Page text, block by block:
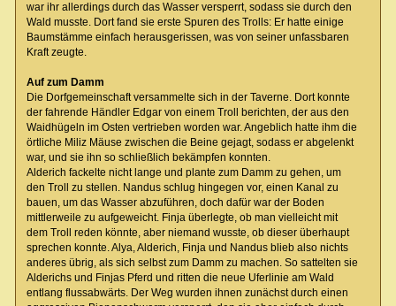
war ihr allerdings durch das Wasser versperrt, sodass sie durch den
Wald musste. Dort fand sie erste Spuren des Trolls: Er hatte einige
Baumstämme einfach herausgerissen, was von seiner unfassbaren
Kraft zeugte.
Auf zum Damm
Die Dorfgemeinschaft versammelte sich in der Taverne. Dort konnte
der fahrende Händler Edgar von einem Troll berichten, der aus den
Waidhügeln im Osten vertrieben worden war. Angeblich hatte ihm die
örtliche Miliz Mäuse zwischen die Beine gejagt, sodass er abgelenkt
war, und sie ihn so schließlich bekämpfen konnten.
Alderich fackelte nicht lange und plante zum Damm zu gehen, um
den Troll zu stellen. Nandus schlug hingegen vor, einen Kanal zu
bauen, um das Wasser abzuführen, doch dafür war der Boden
mittlerweile zu aufgeweicht. Finja überlegte, ob man vielleicht mit
dem Troll reden könnte, aber niemand wusste, ob dieser überhaupt
sprechen konnte. Alya, Alderich, Finja und Nandus blieb also nichts
anderes übrig, als sich selbst zum Damm zu machen. So sattelten sie
Alderichs und Finjas Pferd und ritten die neue Uferlinie am Wald
entlang flussabwärts. Der Weg wurden ihnen zunächst durch einen